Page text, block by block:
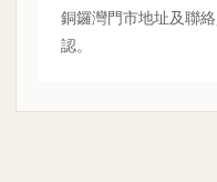
銅鑼灣門市地址及聯
認。